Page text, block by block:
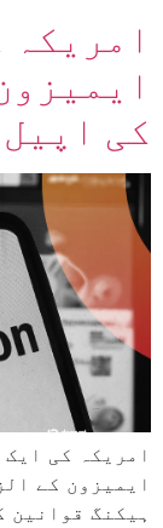
کی
امریکہ کی
ایمیزون کے
ہیکنگ قوانین